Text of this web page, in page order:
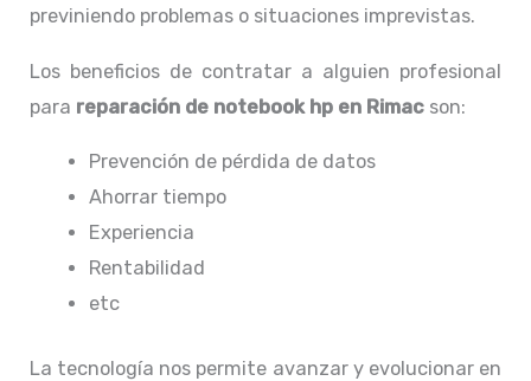
previniendo problemas o situaciones imprevistas.
Los beneficios de contratar a alguien profesional
para reparación de notebook hp en Rimac son:
Prevención de pérdida de datos
Ahorrar tiempo
Experiencia
Rentabilidad
etc
La tecnología nos permite avanzar y evolucionar en